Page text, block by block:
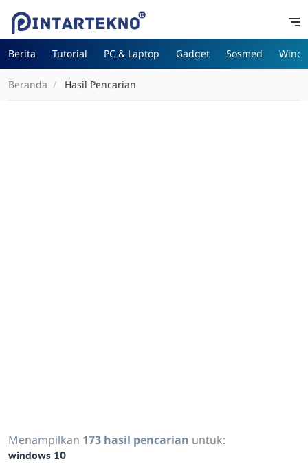
Berita Tutorial PC & Laptop Gadget Sosmed
Beranda Hasil Pencarian
Menampilkan 173 hasil pencarian untuk:
windows 10